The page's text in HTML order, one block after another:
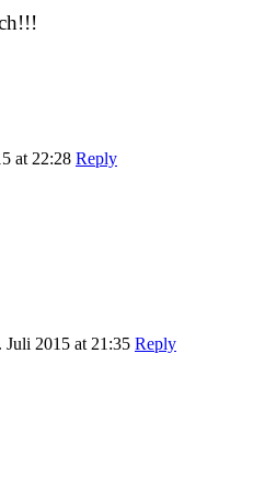
at 22:28 Reply
Juli 2015 at 21:35 Reply